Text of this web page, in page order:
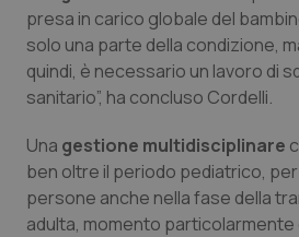
presa in carico globale del
solo una parte della condizione,
quindi, è necessario un lavoro di
sanitario”, ha concluso Cordelli.
Una gestione multidisciplinare
ben oltre il periodo pediatrico,
persone anche nella fase della
adulta, momento particolarmente